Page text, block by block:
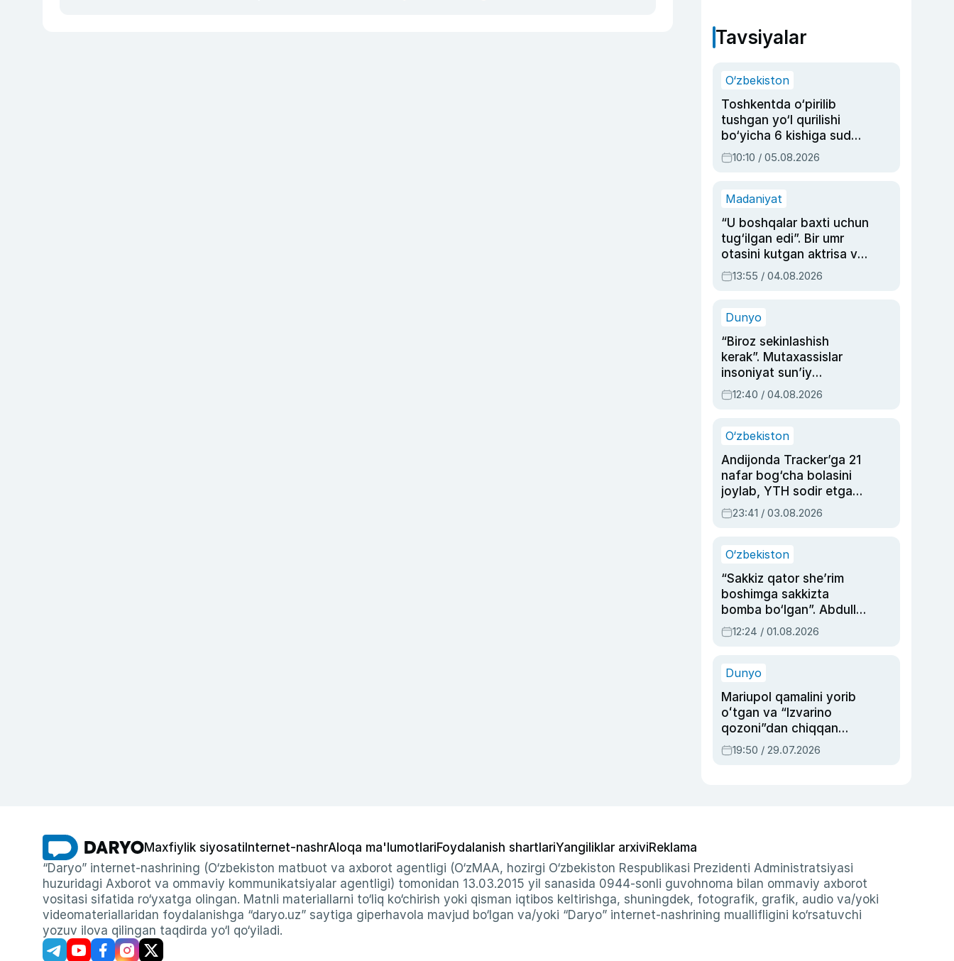
Tavsiyalar
O‘zbekiston
Toshkentda o‘pirilib
tushgan yo‘l qurilishi
bo‘yicha 6 kishiga sud
hukmi o‘qildi
10:10 / 05.08.2026
Madaniyat
“U boshqalar baxti uchun
tug‘ilgan edi”. Bir umr
otasini kutgan aktrisa va
dublyaj ustasi Rimma
Ahmedovaning
13:55 / 04.08.2026
Dunyo
“Biroz sekinlashish
kerak”. Mutaxassislar
insoniyat sun’iy
intellektni boshqara
olmay qolishidan xavotir
12:40 / 04.08.2026
O‘zbekiston
Andijonda Tracker’ga 21
nafar bog‘cha bolasini
joylab, YTH sodir etgan
ayolga sud hukmi o‘qildi
23:41 / 03.08.2026
O‘zbekiston
“Sakkiz qator she’rim
boshimga sakkizta
bomba bo‘lgan”. Abdulla
Oripovni siyosiy
ayblovlardan asrab
12:24 / 01.08.2026
Dunyo
Mariupol qamalini yorib
oʻtgan va “Izvarino
qozoni”dan chiqqan
qahramon — Ukraina
armiyasi bosh
19:50 / 29.07.2026
Maxfiylik siyosati Internet-nashrAloqa ma'lumotlariFoydalanish shartlariYangiliklar arxiviReklama
“Daryo” internet-nashrining (O‘zbekiston matbuot va axborot agentligi (O‘zMAA, hozirgi O‘zbekiston Respublikasi Prezidenti Administratsiyasi
huzuridagi Axborot va ommaviy kommunikatsiyalar agentligi) tomonidan 13.03.2015 yil sanasida 0944-sonli guvohnoma bilan ommaviy axborot
vositasi sifatida ro‘yxatga olingan. Matnli materiallarni to‘liq ko‘chirish yoki qisman iqtibos keltirishga, shuningdek, fotografik, grafik, audio va/yoki
videomateriallaridan foydalanishga “daryo.uz” saytiga giperhavola mavjud bo‘lgan va/yoki “Daryo” internet-nashrining muallifligini ko‘rsatuvchi
yozuv ilova qilingan taqdirda yo‘l qo‘yiladi.